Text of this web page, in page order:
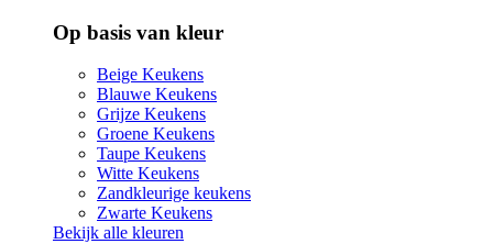
Op basis van kleur
Beige Keukens
Blauwe Keukens
Grijze Keukens
Groene Keukens
Taupe Keukens
Witte Keukens
Zandkleurige keukens
Zwarte Keukens
Bekijk alle kleuren